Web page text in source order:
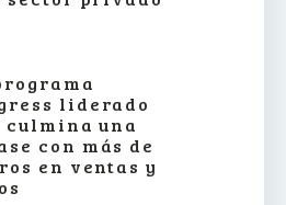
liderado
culmina una
con más de
en ventas y